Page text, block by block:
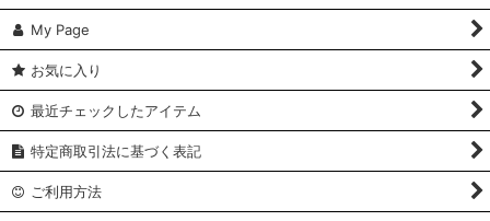
My Page
お気に入り
最近チェックしたアイテム
特定商取引法に基づく表記
ご利用方法